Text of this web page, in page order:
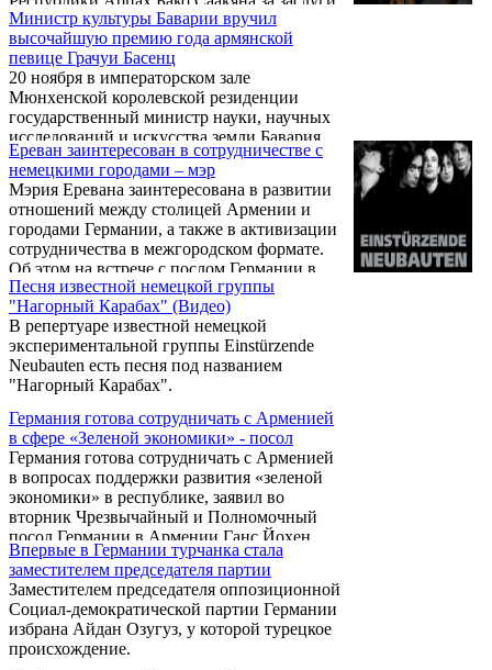
перед Республикой Арцах в сфере
образования, науки, здравоохранения и
политики научный работник и специалист
по истории геноцида Свободного
университета Берлина Тесса Хофманн была
награждена медалью «Признательность».
Министр культуры Баварии вручил
высочайшую премию года армянской
певице Грачуи Басенц
20 ноября в императорском зале
Мюнхенской королевской резиденции
государственный министр науки, научных
исследований и искусства земли Бавария
(Германия) доктор Вольфганг Гобиш вручил
талантливой армянской певице Грачуи
Басенц высочайшую баварскую премию
года за значительные достижения в области
искусства. Вместе с певицей премию
получили также 15 других деятелей,
добившихся больших успехов в
изобразительном искусстве, музыке, танце,
а также литературе.
Ереван заинтересован в сотрудничестве с
немецкими городами – мэр
Мэрия Еревана заинтересована в развитии
отношений между столицей Армении и
городами Германии, а также в активизации
сотрудничества в межгородском формате.
Об этом на встрече с послом Германии в
Армении Гансом Йоханом Шмидтом 7
декабря заявил мэр Еревана Тарон
Маркарян, высоко оценив нынешний
уровень армяно-германских отношений.
Песня известной немецкой группы
"Нагорный Карабах" (Видео)
В репертуаре известной немецкой
экспериментальной группы Einstürzende
Neubauten есть песня под названием
"Нагорный Карабах".
Германия готова сотрудничать с Арменией
в сфере «Зеленой экономики» - посол
Германия готова сотрудничать с Арменией
в вопросах поддержки развития «зеленой
экономики» в республике, заявил во
вторник Чрезвычайный и Полномочный
посол Германии в Армении Ганс Йохен
Шмидт в ходе конференции на тему
«Зеленая экономика».
Впервые в Германии турчанка стала
заместителем председателя партии
Заместителем председателя оппозиционной
Социал-демократической партии Германии
избрана Айдан Озугуз, у которой турецкое
происхождение.